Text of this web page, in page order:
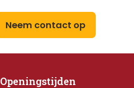
Neem contact op
Openingstijden